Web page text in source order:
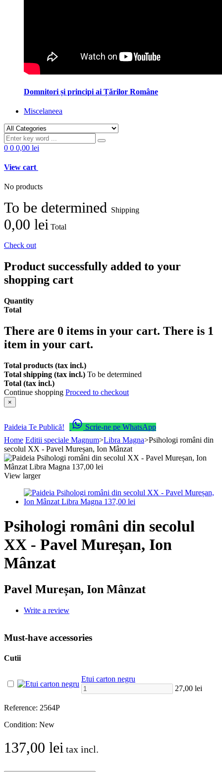
Domnitori și principi ai Țărilor Române
Miscelaneea
0 0 0,00 lei
View cart
No products
To be determined Shipping
0,00 lei Total
Check out
Product successfully added to your
shopping cart
Quantity
Total
There are 0 items in your cart. There is 1
item in your cart.
Total products (tax incl.)
Total shipping (tax incl.) To be determined
Total (tax incl.)
Continue shopping Proceed to checkout
×
Paideia Te Publică!
Scrie-ne pe WhatsApp
Home Editii speciale Magnum>Libra Magna>Psihologi români din
secolul XX - Pavel Mureșan, Ion Mânzat
View larger
Psihologi români din secolul
XX - Pavel Mureșan, Ion
Mânzat
Pavel Mureșan, Ion Mânzat
Write a review
Must-have accessories
Cutii
Etui carton negru
27,00 lei
Reference: 2564P
Condition: New
137,00 lei tax incl.